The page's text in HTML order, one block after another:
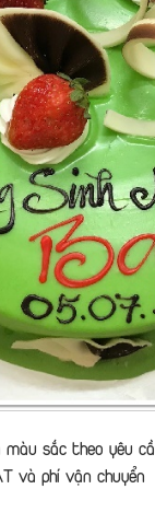
sắc theo yêu
và phí vận chuyển